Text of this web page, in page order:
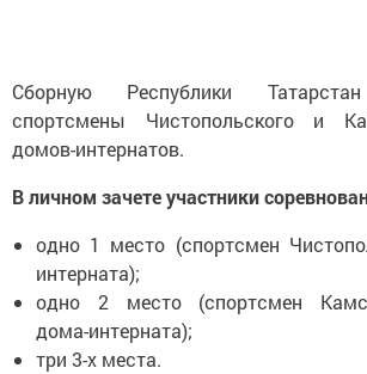
Сборную Республики
спортсмены Чистопольского и
домов-интернатов.
В личном зачете участники
одно 1 место (спортсмен
интерната);
одно 2 место (спортсмен
дома-интерната);
три 3-х места.